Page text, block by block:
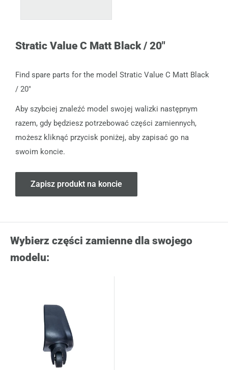
Stratic Value C Matt Black / 20"
Find spare parts for the model Stratic Value C Matt Black
/ 20"
Aby szybciej znaleźć model swojej walizki następnym
razem, gdy będziesz potrzebować części zamiennych,
możesz kliknąć przycisk poniżej, aby zapisać go na
swoim koncie.
Zapisz produkt na koncie
Wybierz części zamienne dla swojego
modelu: